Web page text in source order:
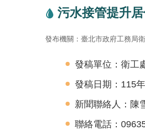
污水接管提升
發布機關：臺北市政府工務局
發稿單位：衛工
發稿日期：115
新聞聯絡人：陳
聯絡電話：